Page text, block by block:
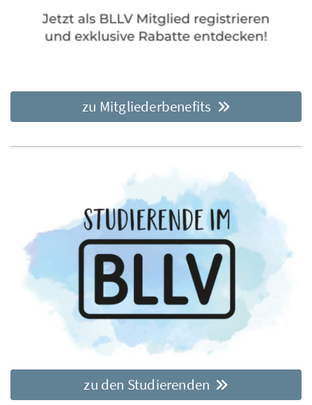
zu Mitgliederbenefits
zu den Studierenden